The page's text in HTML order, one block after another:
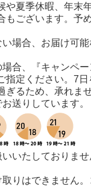
や夏季休暇、年末
もございます。予
場合、お届け可
合、『キャンペ
指定ください。7
るため、承れませ
送りしています。
いたしておりま
りはできません